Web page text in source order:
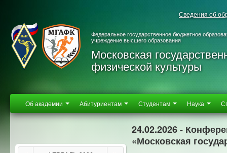
Сведения об
Федеральное государственное бюджетное
учреждение высшего образования
Московская
физической культуры
Об академии Абитуриентам Студентам Наука
24.02.2026 -
«Московская